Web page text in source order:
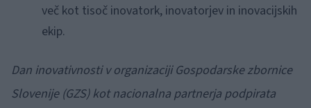
več kot tisoč inovatork, inovatorjev in inovacijskih
ekip.
Dan inovativnosti v organizaciji Gospodarske zbornice
Slovenije (GZS) kot nacionalna partnerja podpirata